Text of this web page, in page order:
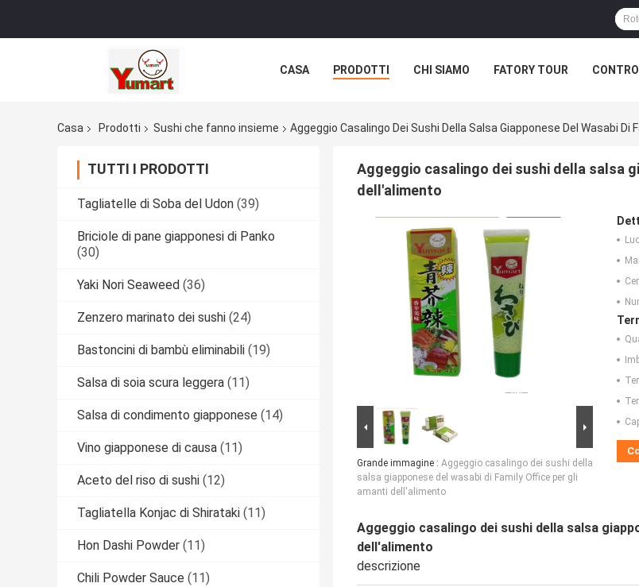
CASA PRODOTTI CHI SIAMO FATORY TOUR
Casa Prodotti Sushi che fanno insieme Aggeggio Casalingo Dei Sushi Della Salsa Giapponese Del Wasabi
TUTTI I PRODOTTI
Tagliatelle di Soba del Udon (39)
Briciole di pane giapponesi di Panko
(30)
Yaki Nori Seaweed (36)
Zenzero marinato dei sushi (24)
Bastoncini di bambù eliminabili (19)
Salsa di soia scura leggera (11)
Salsa di condimento giapponese (14)
Vino giapponese di causa (11)
Aceto del riso di sushi (12)
Tagliatella Konjac di Shirataki (11)
Hon Dashi Powder (11)
Chili Powder Sauce (11)
Aggeggio casalingo dei sushi della salsa
dell'alimento
Grande immagine : Aggeggio casalingo dei sushi della
salsa giapponese del wasabi di Family Office per gli
amanti dell'alimento
Aggeggio casalingo dei sushi della salsa
dell'alimento
descrizione